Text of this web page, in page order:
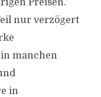
Preisen.
nur verzögert
manchen
in